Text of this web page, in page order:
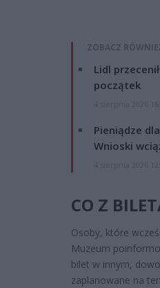
ZOBACZ
Lidl
początek
Pieniądze
Wnioski
CO Z
Osoby, które
Muzeum
bilet w innym,
zaplanowane na